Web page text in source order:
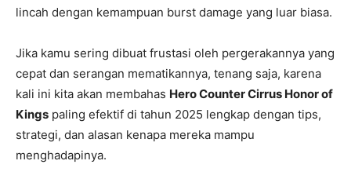
lincah dengan kemampuan burst damage yang luar biasa.
Jika kamu sering dibuat frustasi oleh pergerakannya yang
cepat dan serangan mematikannya, tenang saja, karena
kali ini kita akan membahas Hero Counter Cirrus Honor of
Kings paling efektif di tahun 2025 lengkap dengan tips,
strategi, dan alasan kenapa mereka mampu
menghadapinya.